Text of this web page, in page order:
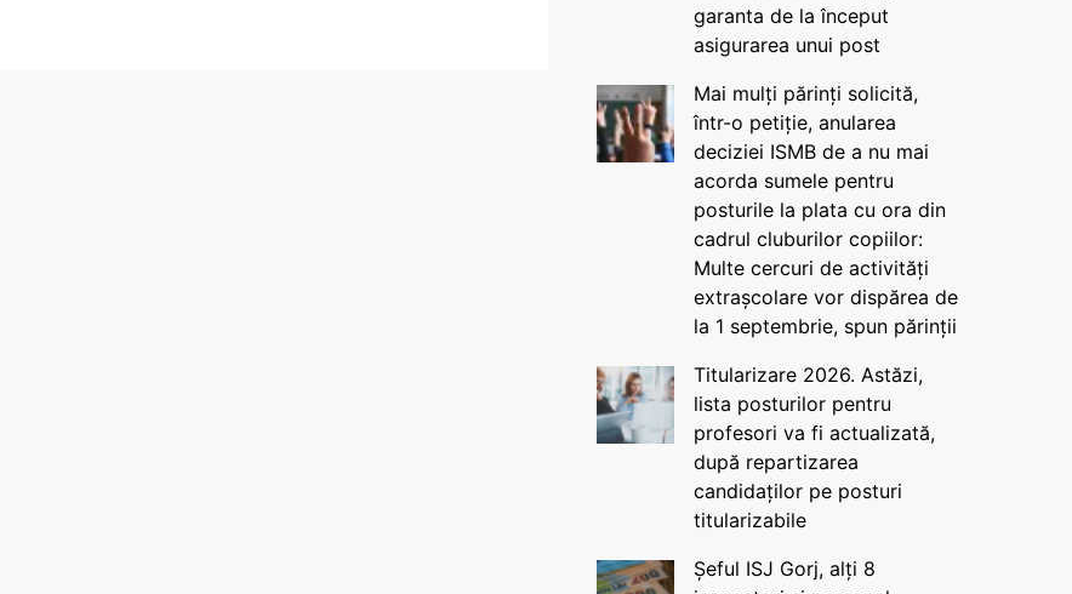
garanta de la început
asigurarea unui post
Mai mulți părinți solicită,
într-o petiție, anularea
deciziei ISMB de a nu mai
acorda sumele pentru
posturile la plata cu ora din
cadrul cluburilor copiilor:
Multe cercuri de activități
extrașcolare vor dispărea de
la 1 septembrie, spun părinții
Titularizare 2026. Astăzi,
lista posturilor pentru
profesori va fi actualizată,
după repartizarea
candidaților pe posturi
titularizabile
Șeful ISJ Gorj, alți 8